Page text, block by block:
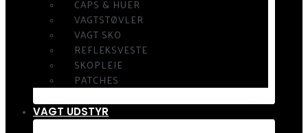
CAPS & HUER
VAGTSTØVLER
VAGT SKO
REFLEKSVESTE
SKOPLEJE
PATCHES
VAGT UDSTYR